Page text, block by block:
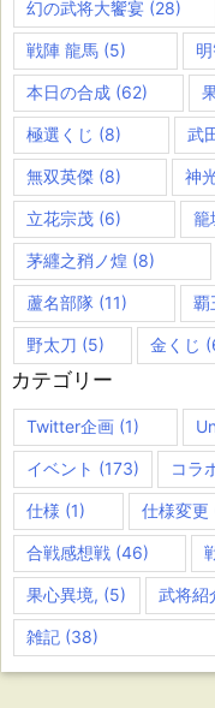
幻の武将大饗宴 (28)
戦陣 龍馬 (5)
本日の合成 (62)
極選くじ (8) 武
無双英傑 (8) 神
立花宗茂 (6) 籠
茅纒之矟ノ煌 (8)
蘆名部隊 (11) 覇
野太刀 (5) 金くじ
カテゴリー
Twitter企画 (1)
イベント (173) コラ
仕様 (1) 仕様変更
合戦感想戦 (46)
果心異境, (5) 武将紹
雑記 (38)